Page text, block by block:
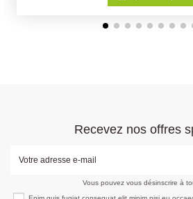
Recevez nos offres
Vous pouvez vous désinscrire à